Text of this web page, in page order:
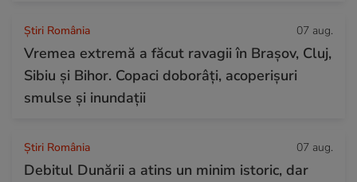
Știri România 07 aug.
Vremea extremă a făcut ravagii în Brașov, Cluj,
Sibiu și Bihor. Copaci doborâți, acoperișuri
smulse și inundații
Știri România 07 aug.
Debitul Dunării a atins un minim istoric, dar